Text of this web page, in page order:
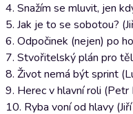
4. Snažím se mluvit, jen
5. Jak je to se sobotou?
6. Odpočinek (nejen) po
7. Stvořitelský plán pro
8. Život nemá být sprint
9. Herec v hlavní roli (Petr
10. Ryba voní od hlavy